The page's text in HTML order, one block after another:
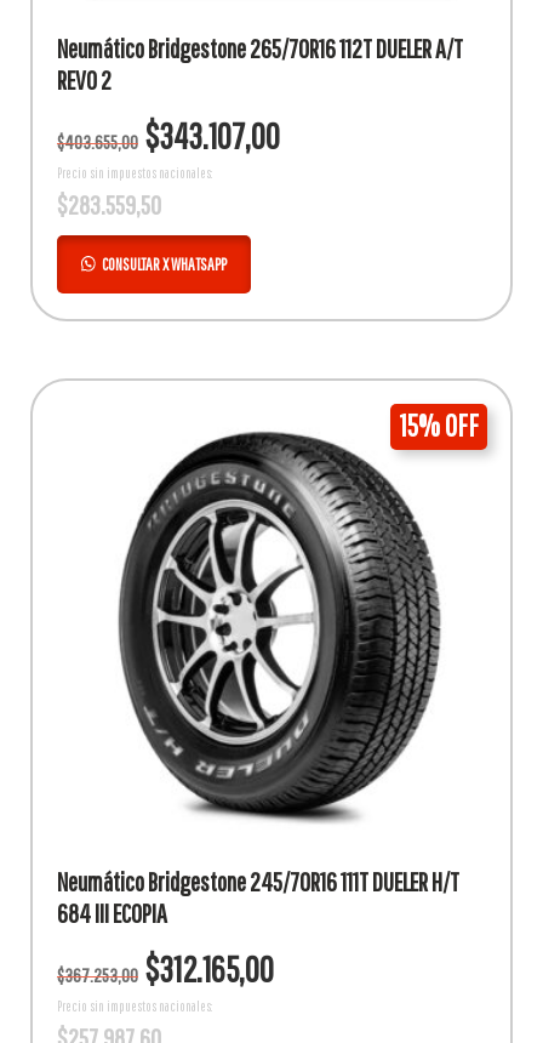
Neumático Bridgestone 265/70R16 112T DUELER A/T
REVO 2
$403.655,00
El
precio
original
era:
$343.107,00precio
Precio sin impuestos nacionales:
$283.559,50
CONSULTAR X WHATSAPP
15% OFF
Neumático Bridgestone 245/70R16 111T DUELER H/T
684 III ECOPIA
$367.253,00
El
precio
original
era:
$312.165,00precio
Precio sin impuestos nacionales: